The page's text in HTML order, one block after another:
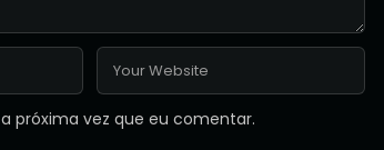
próxima vez que eu comentar.